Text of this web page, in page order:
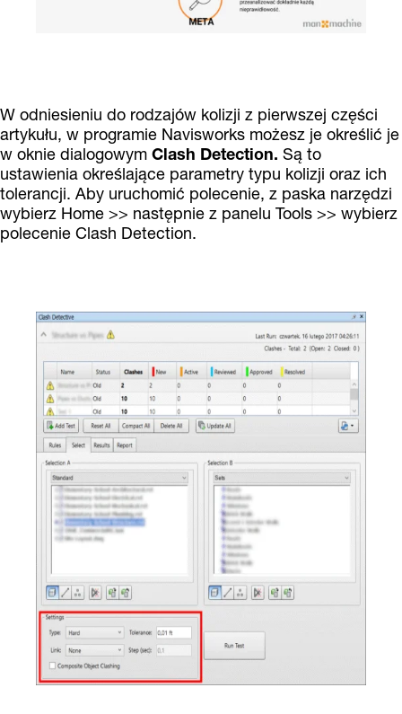
W odniesieniu do rodzajów kolizji z pierwszej części
artykułu, w programie Navisworks możesz je określić je
w oknie dialogowym Clash Detection. Są to
ustawienia określające parametry typu kolizji oraz ich
tolerancji. Aby uruchomić polecenie, z paska narzędzi
wybierz Home >> następnie z panelu Tools >> wybierz
polecenie Clash Detection.